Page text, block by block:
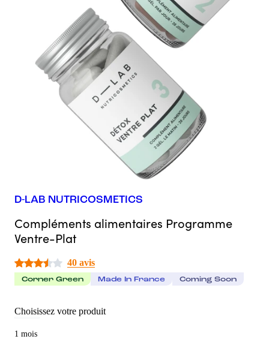
D-LAB NUTRICOSMETICS
Compléments alimentaires Programme
Ventre-Plat
40 avis
Corner Green Made In France Coming Soon
Choisissez votre produit
1 mois